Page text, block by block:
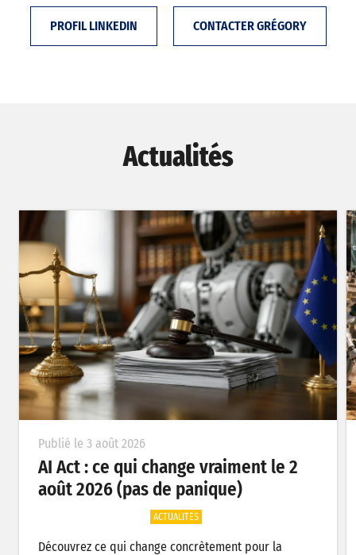
PROFIL LINKEDIN CONTACTER GRÉGORY
Actualités
Publié le 3 août 2026
AI Act : ce qui change vraiment le 2
août 2026 (pas de panique)
ACTUALITÉS
Découvrez ce qui change concrètement pour la